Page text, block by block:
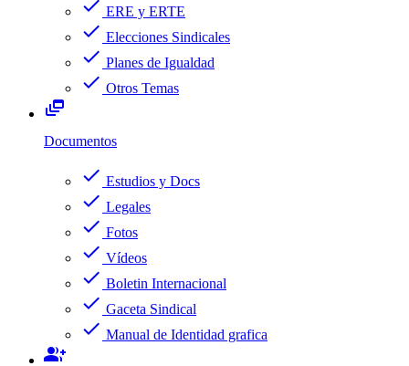
check ERE y ERTE
check Elecciones Sindicales
check Planes de Igualdad
check Otros Temas
dynamic_feed
Documentos
check Estudios y Docs
check Legales
check Fotos
check Vídeos
check Boletin Internacional
check Gaceta Sindical
check Manual de Identidad grafica
group_add